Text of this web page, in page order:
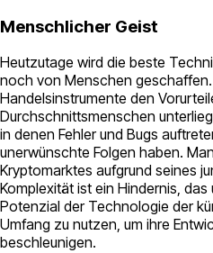
Menschlicher Geist
Heutzutage wird die beste
noch von Menschen
Handelsinstrumente den
Durchschnittsmenschen
in denen Fehler und Bugs
unerwünschte Folgen haben.
Kryptomarktes aufgrund seines
Komplexität ist ein Hindernis,
Potenzial der Technologie der
Umfang zu nutzen, um ihre
beschleunigen.